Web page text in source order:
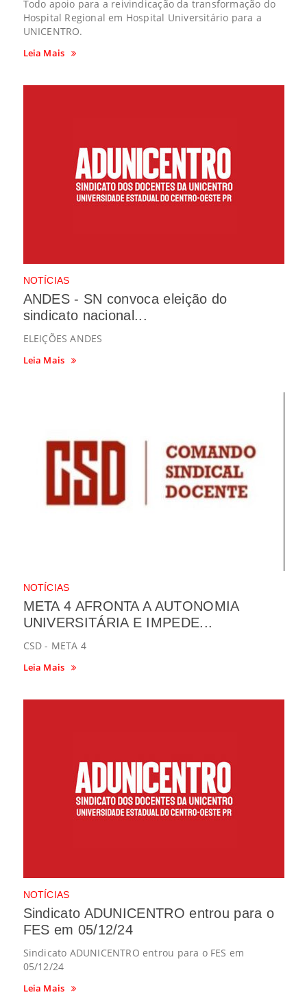
Todo apoio para a reivindicação da transformação do
Hospital Regional em Hospital Universitário para a
UNICENTRO.
Leia Mais
NOTÍCIAS
ANDES - SN convoca eleição do
sindicato nacional...
ELEIÇÕES ANDES
Leia Mais
NOTÍCIAS
META 4 AFRONTA A AUTONOMIA
UNIVERSITÁRIA E IMPEDE...
CSD - META 4
Leia Mais
NOTÍCIAS
Sindicato ADUNICENTRO entrou para o
FES em 05/12/24
Sindicato ADUNICENTRO entrou para o FES em
05/12/24
Leia Mais